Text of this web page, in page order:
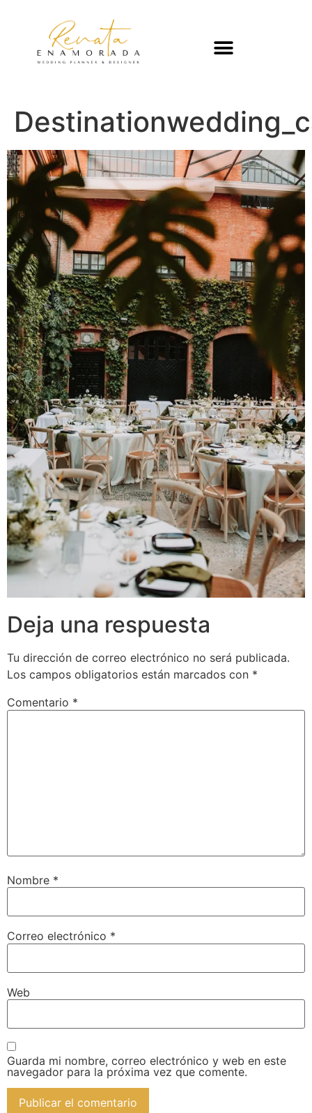
Deja una respuesta
Tu dirección de correo electrónico no será publicada.
Los campos obligatorios están marcados con *
Comentario *
Nombre *
Correo electrónico *
Web
Guarda mi nombre, correo electrónico y web en este
navegador para la próxima vez que comente.